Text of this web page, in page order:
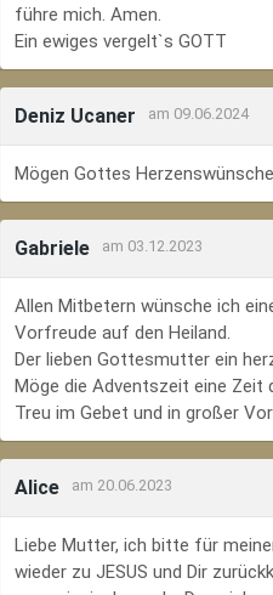
führe mich. Amen.
Ein ewiges vergelt`s GOTT
Deniz Ucaner am 09.06.2024
Mögen Gottes
Gabriele am 03.12.2023
Allen Mitbetern wünsche ich
Vorfreude auf den Heiland.
Der lieben Gottesmutter ein
Möge die Adventszeit eine Zeit
Treu im Gebet und in großer
Alice am 20.06.2023
Liebe Mutter, ich bitte für
wieder zu JESUS und Dir